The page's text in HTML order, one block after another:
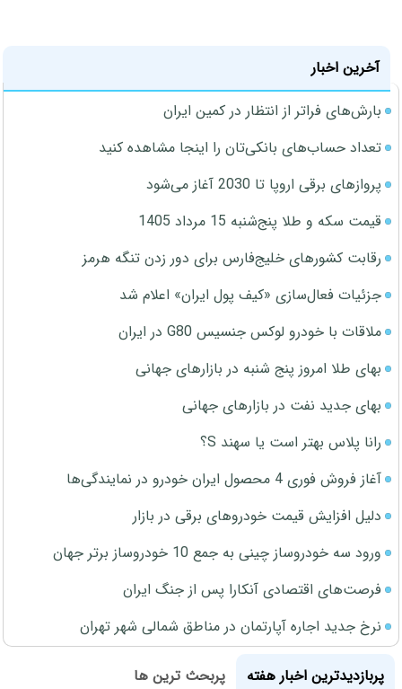
آخرین اخبار
بارش‌های فراتر از انتظار در کمین ایران
تعداد حساب‌های بانکی‌تان را اینجا مشاهده کنید
پروازهای برقی اروپا تا 2030 آغاز می‌شود
قیمت سکه و طلا پنج‌شنبه 15 مرداد 1405
رقابت کشورهای خلیج‌فارس برای دور زدن تنگه هرمز
جزئیات فعال‌سازی «کیف پول ایران» اعلام شد
ملاقات با خودرو لوکس جنسیس G80 در ایران
بهای طلا امروز پنج شنبه در بازارهای جهانی
بهای جدید نفت در بازارهای جهانی
رانا پلاس بهتر است یا سهند S؟
آغاز فروش فوری 4 محصول ایران خودرو در نمایندگی‌ها
دلیل افزایش قیمت خودروهای برقی در بازار
ورود سه خودروساز چینی به جمع 10 خودروساز برتر جهان
فرصت‌های اقتصادی آنکارا پس از جنگ ایران
نرخ جدید اجاره آپارتمان در مناطق شمالی شهر تهران
پربازدیدترین اخبار هفته
پربحث ترین ها